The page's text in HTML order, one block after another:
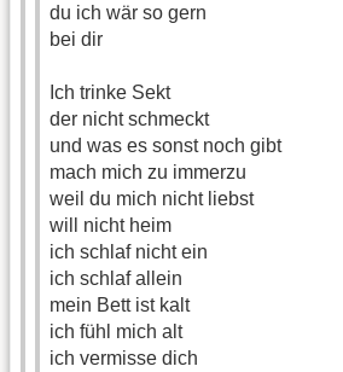
du ich wär so gern
bei dir
Ich trinke Sekt
der nicht schmeckt
und was es sonst noch gibt
mach mich zu immerzu
weil du mich nicht liebst
will nicht heim
ich schlaf nicht ein
ich schlaf allein
mein Bett ist kalt
ich fühl mich alt
ich vermisse dich